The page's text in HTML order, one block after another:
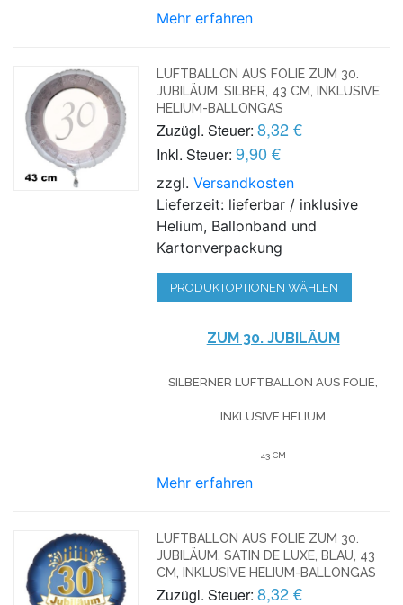
Mehr erfahren
LUFTBALLON AUS FOLIE ZUM 30.
JUBILÄUM, SILBER, 43 CM, INKLUSIVE
HELIUM-BALLONGAS
Zuzügl. Steuer: 8,32 €
Inkl. Steuer: 9,90 €
zzgl.Versandkosten
Lieferzeit: lieferbar / inklusive
Helium, Ballonband und
Kartonverpackung
PRODUKTOPTIONEN WÄHLEN
ZUM 30. JUBILÄUM
SILBERNER LUFTBALLON AUS FOLIE,
INKLUSIVE HELIUM
43 CM
Mehr erfahren
LUFTBALLON AUS FOLIE ZUM 30.
JUBILÄUM, SATIN DE LUXE, BLAU, 43
CM, INKLUSIVE HELIUM-BALLONGAS
Zuzügl. Steuer: 8,32 €